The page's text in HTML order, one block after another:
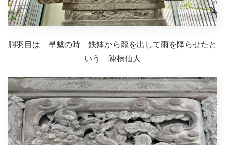
胴羽目は 旱魃の時 鉄鉢から龍を出して雨を降らせたと
いう 陳楠仙人